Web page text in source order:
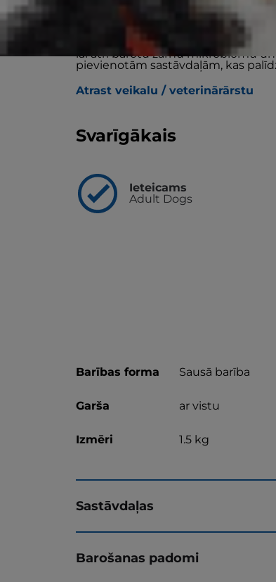
Hill’s Prescription Diet
ar unikālu formulu, kas palīdz
Klīnisks uzturs, kas ir izstrādāts ar
veselīgu vēdera izeju vien 24
lai ātri barotu zarnu mikrobiomu
pievienotām sastāvdaļām, kas
Atrast veikalu / veterinārārstu
Svarīgākais
Ieteicams
Adult Dogs
Barības forma Sausā barība
Garša ar vistu
Izmēri 1.5 kg
Sastāvdaļas
Barošanas padomi